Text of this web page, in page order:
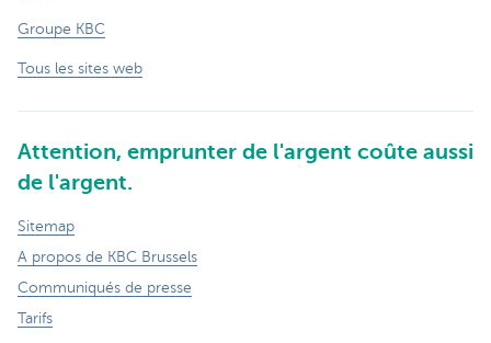
Groupe KBC
Tous les sites web
Attention, emprunter de l'argent coûte aussi
de l'argent.
Sitemap
A propos de KBC Brussels
Communiqués de presse
Tarifs